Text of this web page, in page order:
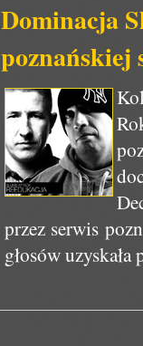
Dominacja
poznańskiej
przez serwis
głosów